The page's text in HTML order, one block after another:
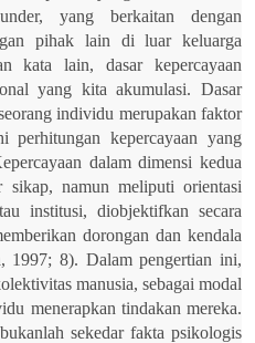
yang berkaitan dengan
pihak lain di luar keluarga
kata lain, dasar kepercayaan
yang kita akumulasi. Dasar
individu merupakan faktor
perhitungan kepercayaan yang
dalam dimensi kedua
sikap, namun meliputi orientasi
institusi, diobjektifkan secara
dorongan dan kendala
1997; 8). Dalam pengertian ini,
manusia, sebagai modal
menerapkan tindakan mereka.
sekedar fakta psikologis